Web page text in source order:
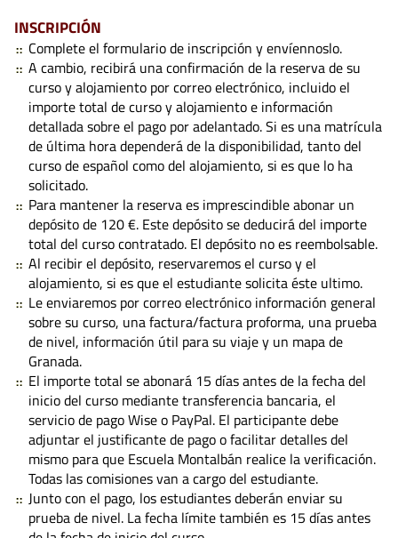
INSCRIPCIÓN
Complete el formulario de inscripción y envíennoslo.
A cambio, recibirá una confirmación de la reserva de su
curso y alojamiento por correo electrónico, incluido el
importe total de curso y alojamiento e información
detallada sobre el pago por adelantado. Si es una matrícula
de última hora dependerá de la disponibilidad, tanto del
curso de español como del alojamiento, si es que lo ha
solicitado.
Para mantener la reserva es imprescindible abonar un
depósito de 120 €. Este depósito se deducirá del importe
total del curso contratado. El depósito no es reembolsable.
Al recibir el depósito, reservaremos el curso y el
alojamiento, si es que el estudiante solicita éste ultimo.
Le enviaremos por correo electrónico información general
sobre su curso, una factura/factura proforma, una prueba
de nivel, información útil para su viaje y un mapa de
Granada.
El importe total se abonará 15 días antes de la fecha del
inicio del curso mediante transferencia bancaria, el
servicio de pago Wise o PayPal. El participante debe
adjuntar el justificante de pago o facilitar detalles del
mismo para que Escuela Montalbán realice la verificación.
Todas las comisiones van a cargo del estudiante.
Junto con el pago, los estudiantes deberán enviar su
prueba de nivel. La fecha límite también es 15 días antes